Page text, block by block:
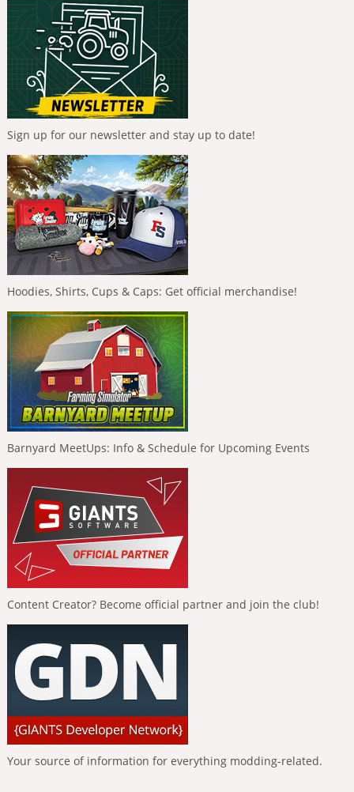
Sign up for our newsletter and stay up to date!
Hoodies, Shirts, Cups & Caps: Get official merchandise!
Barnyard MeetUps: Info & Schedule for Upcoming Events
Content Creator? Become official partner and join the club!
Your source of information for everything modding-related.